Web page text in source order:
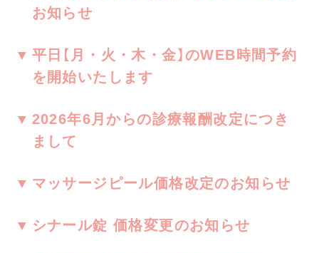
お知らせ
平日【月・火・木・金】のWEB時間予約
を開始いたします
2026年6月からの診療報酬改定につき
まして
マッサージピール価格改定のお知らせ
シナール錠 価格変更のお知らせ